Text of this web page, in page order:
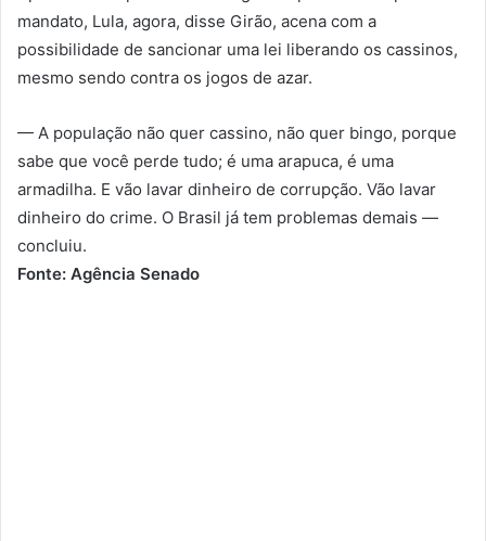
mandato, Lula, agora, disse Girão, acena com a
possibilidade de sancionar uma lei liberando os cassinos,
mesmo sendo contra os jogos de azar.
— A população não quer cassino, não quer bingo, porque
sabe que você perde tudo; é uma arapuca, é uma
armadilha. E vão lavar dinheiro de corrupção. Vão lavar
dinheiro do crime. O Brasil já tem problemas demais —
concluiu.
Fonte: Agência Senado